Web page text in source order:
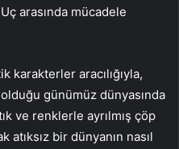
arasında mücadele
karakterler aracılığıyla,
günümüz dünyasında
ve renklerle ayrılmış çöp
atıksız bir dünyanın nasıl